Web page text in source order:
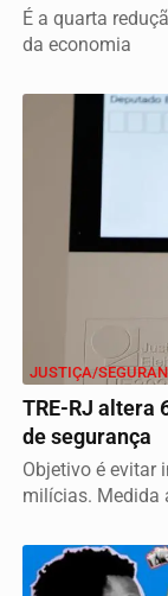
É a quarta
da economia
JUSTIÇA/
TRE-RJ altera
de segurança
Objetivo é evitar
milícias. Medida